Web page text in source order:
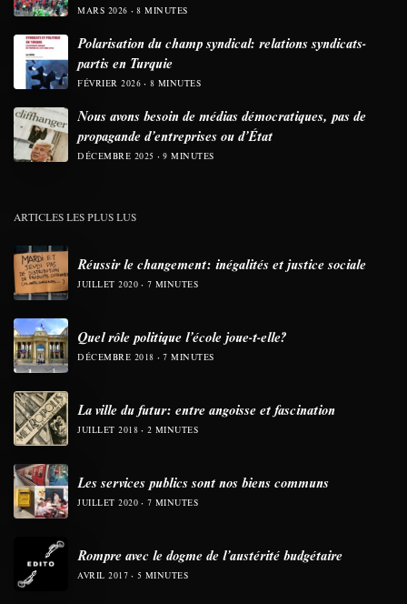
MARS 2026 8 MINUTES
Polarisation du champ syndical: relations syndicats-
partis en Turquie
FÉVRIER 2026 8 MINUTES
Nous avons besoin de médias démocratiques, pas de
propagande d’entreprises ou d’État
DÉCEMBRE 2025 9 MINUTES
ARTICLES LES PLUS LUS
Réussir le changement: inégalités et justice sociale
JUILLET 2020 7 MINUTES
Quel rôle politique l’école joue-t-elle?
DÉCEMBRE 2018 7 MINUTES
La ville du futur: entre angoisse et fascination
JUILLET 2018 2 MINUTES
Les services publics sont nos biens communs
JUILLET 2020 7 MINUTES
Rompre avec le dogme de l’austérité budgétaire
AVRIL 2017 5 MINUTES